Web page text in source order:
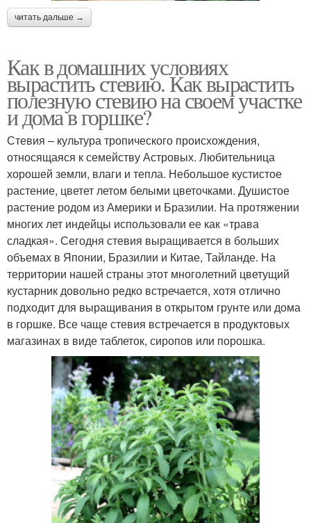
читать дальше →
Как в домашних условиях
вырастить стевию. Как вырастить
полезную стевию на своем участке
и дома в горшке?
Стевия – культура тропического происхождения,
относящаяся к семейству Астровых. Любительница
хорошей земли, влаги и тепла. Небольшое кустистое
растение, цветет летом белыми цветочками. Душистое
растение родом из Америки и Бразилии. На протяжении
многих лет индейцы использовали ее как «трава
сладкая». Сегодня стевия выращивается в больших
объемах в Японии, Бразилии и Китае, Тайланде. На
территории нашей страны этот многолетний цветущий
кустарник довольно редко встречается, хотя отлично
подходит для выращивания в открытом грунте или дома
в горшке. Все чаще стевия встречается в продуктовых
магазинах в виде таблеток, сиропов или порошка.